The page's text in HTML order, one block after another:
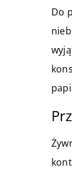
Do